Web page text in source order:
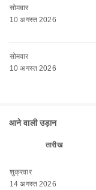
सोमवार
10 अगस्त 2026
सोमवार
10 अगस्त 2026
आने वाली उड़ान
तारीख
शुक्रवार
14 अगस्त 2026